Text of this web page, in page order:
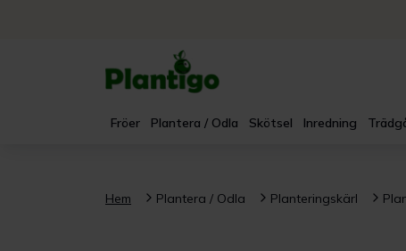
Fröer Plantera / Odla Skötsel Inredning
Hem Plantera / Odla Planteringskärl